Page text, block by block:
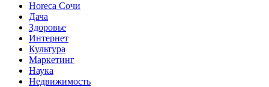
Horeca Сочи
Дача
Здоровье
Интернет
Культура
Маркетинг
Наука
Недвижимость